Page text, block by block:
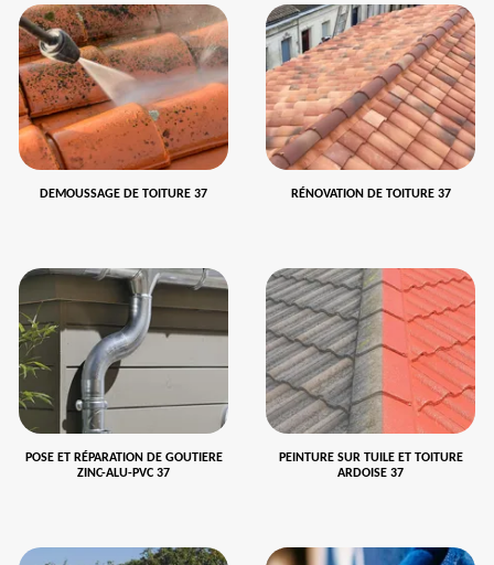
DEMOUSSAGE DE TOITURE 37 RÉNOVATION DE TOITURE 37
POSE ET RÉPARATION DE GOUTIERE
ZINC-ALU-PVC 37
PEINTURE SUR TUILE ET TOITURE
ARDOISE 37